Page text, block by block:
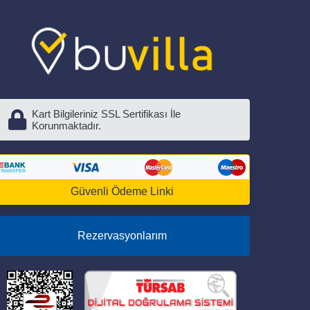
Kart Bilgileriniz SSL Sertifikası İle
Korunmaktadır.
Güvenli Ödeme Linki
Rezervasyonlarım